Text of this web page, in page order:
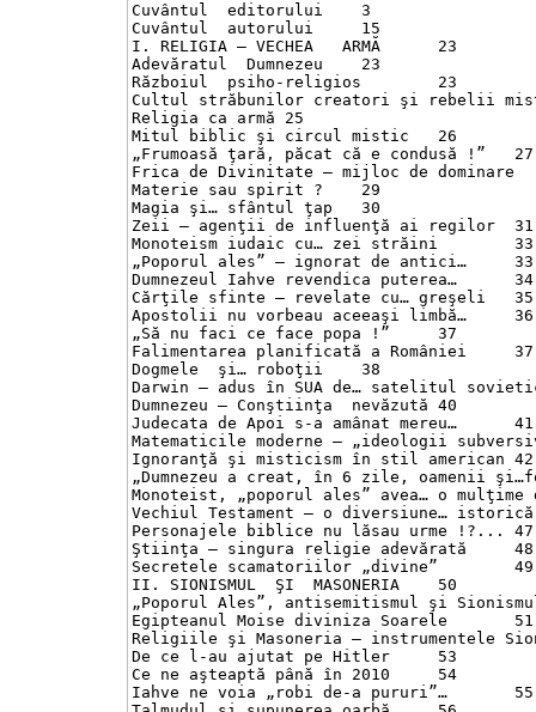
Cuvântul  editorului	3
Cuvântul  autorului	15
I. RELIGIA – VECHEA   ARMĂ	23
Adevăratul  Dumnezeu	23
Războiul  psiho-religios	23
Cultul străbunilor creatori şi rebelii
Religia ca armă	25
Mitul biblic şi circul mistic	26
„Frumoasă ţară, păcat că e condusă !”	27
Frica de Divinitate – mijloc de dominare	28
Materie sau spirit ?	29
Magia şi… sfântul ţap	30
Zeii – agenţii de influenţă ai regilor	31
Monoteism iudaic cu… zei străini	33
„Poporul ales” – ignorat de antici…	33
Dumnezeul Iahve revendica puterea…	34
Cărţile sfinte – revelate cu… greşeli	35
Apostolii nu vorbeau aceeaşi limbă…	36
„Să nu faci ce face popa !”	37
Falimentarea planificată a României	37
Dogmele  şi… roboţii	38
Darwin – adus în SUA de… satelitul sovietic
Dumnezeu – Conştiinţa  nevăzută	40
Judecata de Apoi s-a amânat mereu…	41
Matematicile moderne – „ideologii
Ignoranţă şi misticism în stil american	42
„Dumnezeu a creat, în 6 zile, oamenii
Monoteist, „poporul ales” avea… o mulţime de
Vechiul Testament – o diversiune… istorică	46
Personajele biblice nu lăsau urme !?...	47
Ştiinţa – singura religie adevărată	48
Secretele scamatoriilor „divine”	49
II. SIONISMUL  ŞI  MASONERIA	50
„Poporul Ales”, antisemitismul şi Sionismul
Egipteanul Moise diviniza Soarele	51
Religiile şi Masoneria – instrumentele
De ce l-au ajutat pe Hitler	53
Ce ne aşteaptă până în 2010	54
Iahve ne voia „robi de-a pururi”…	55